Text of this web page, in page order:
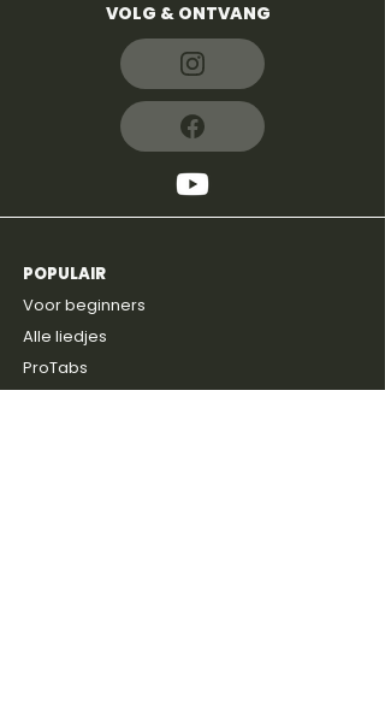
So Easy (To Fall In
Love) - Olivia Dean
VOLG & ONTVANG
POPULAIR
Voor beginners
Alle liedjes
ProTabs